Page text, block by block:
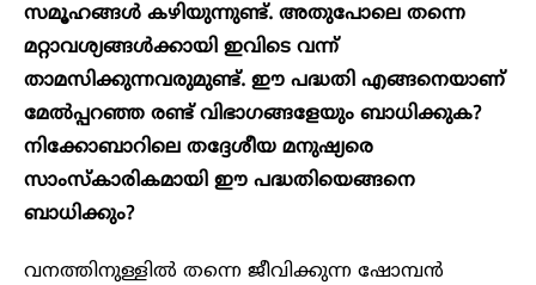
സമൂഹങ്ങൾ കഴിയുന്നുണ്ട്. അതുപോലെ തന്നെ
മറ്റാവശ്യങ്ങൾക്കായി ഇവിടെ വന്ന്
താമസിക്കുന്നവരുമുണ്ട്. ഈ പദ്ധതി എങ്ങനെയാണ്
മേൽപ്പറഞ്ഞ രണ്ട് വിഭാഗങ്ങളേയും ബാധിക്കുക?
നിക്കോബാറിലെ തദ്ദേശീയ മനുഷ്യരെ
സാംസ്കാരികമായി ഈ പദ്ധതിയെങ്ങനെ
ബാധിക്കും?
വനത്തിനുള്ളിൽ തന്നെ ജീവിക്കുന്ന ഷോമ്പൻ